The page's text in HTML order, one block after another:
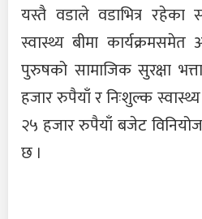
यस्तै वडाले वडाभित्र रहेका
स्वास्थ्य बीमा
पुरुषको सामाजिक सुरक्षा
हजार रुपैयाँ र निःशुल्क
२५ हजार रुपैयाँ बजेट
छ ।